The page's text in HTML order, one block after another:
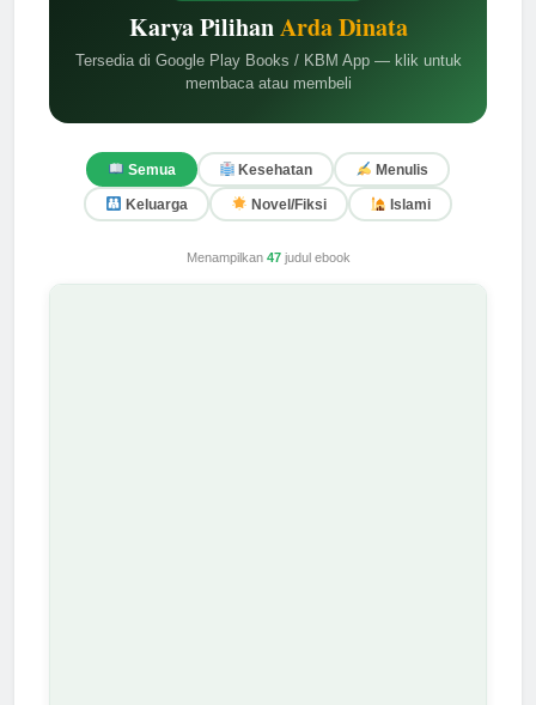
Karya PilihanArda Dinata
Tersedia di Google Play Books / KBM App — klik untuk
membaca atau membeli
Semua Kesehatan Menulis
Keluarga Novel/Fiksi Islami
Menampilkan 47judul ebook